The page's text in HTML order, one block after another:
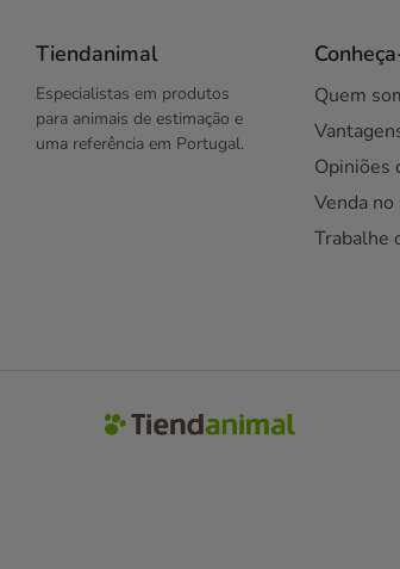
Tiendanimal
Especialistas em produtos
para animais de estimação e
uma referência em Portugal.
Quem
Opiniões
Venda
Trabalhe